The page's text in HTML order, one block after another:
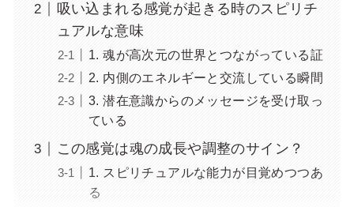
吸い込まれる感覚が起きる時のスピリチ
ュアルな意味
1. 魂が高次元の世界とつながっている証
2. 内側のエネルギーと交流している瞬間
3. 潜在意識からのメッセージを受け取っ
ている
この感覚は魂の成長や調整のサイン？
1. スピリチュアルな能力が目覚めつつあ
る